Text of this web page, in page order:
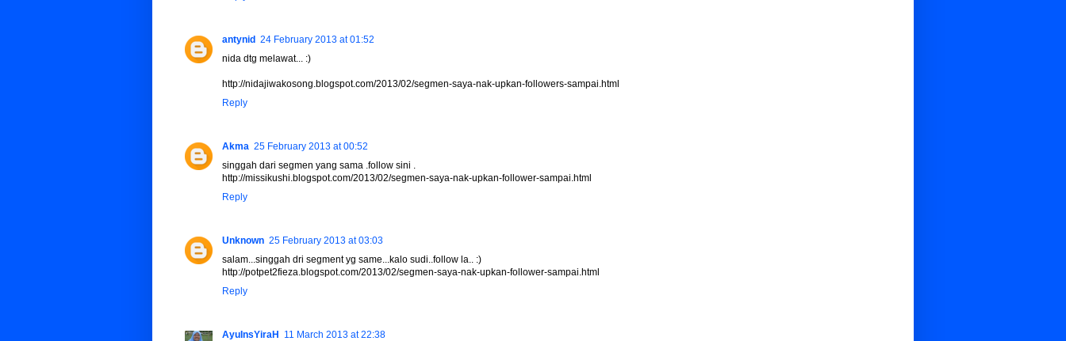
antynid 24 February 2013 at 01:52
nida dtg melawat... :)
http://nidajiwakosong.blogspot.com/2013/02/segmen-saya-nak-upkan-followers-sampai.html
Reply
Akma 25 February 2013 at 00:52
singgah dari segmen yang sama .follow sini .
http://missikushi.blogspot.com/2013/02/segmen-saya-nak-upkan-follower-sampai.html
Reply
Unknown 25 February 2013 at 03:03
salam...singgah dri segment yg same...kalo sudi..follow la.. :)
http://potpet2fieza.blogspot.com/2013/02/segmen-saya-nak-upkan-follower-sampai.html
Reply
AyuInsYiraH 11 March 2013 at 22:38